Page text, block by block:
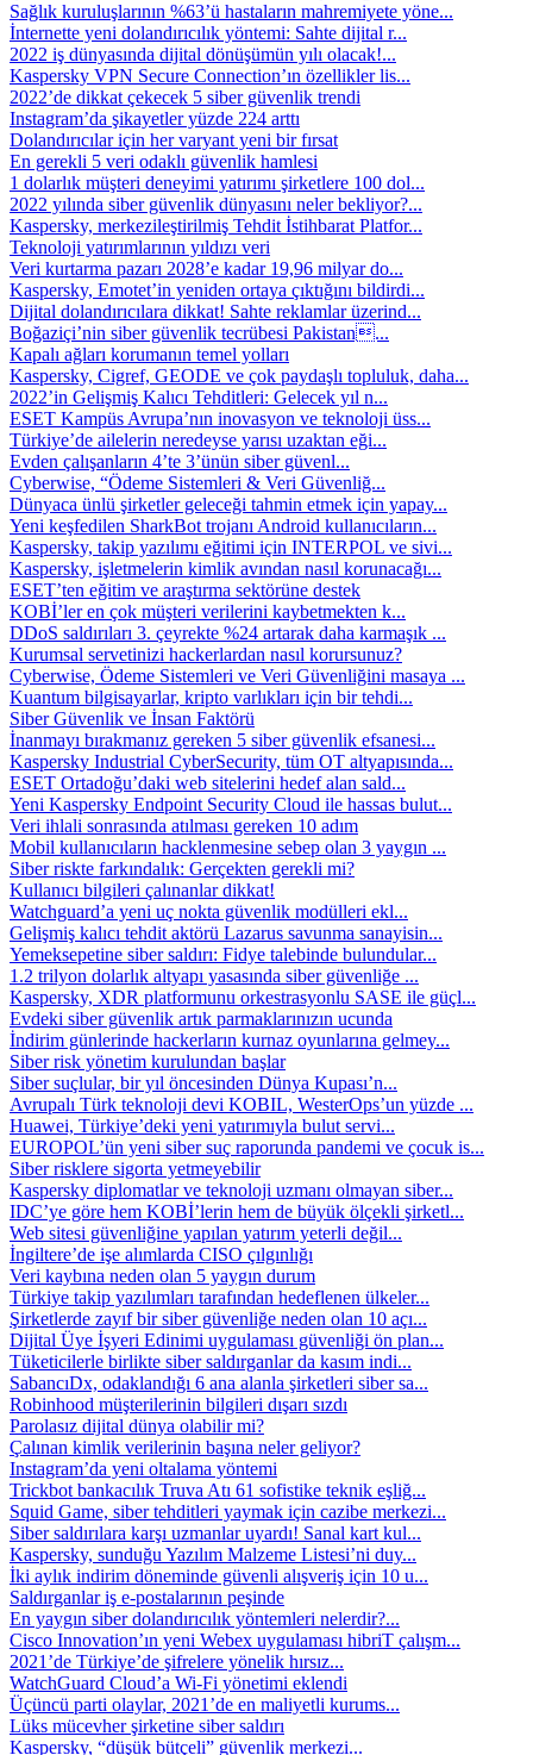
Sağlık kuruluşlarının %63’ü hastaların mahremiyete yöne...
İnternette yeni dolandırıcılık yöntemi: Sahte dijital r...
2022 iş dünyasında dijital dönüşümün yılı olacak!...
Kaspersky VPN Secure Connection’ın özellikler lis...
2022’de dikkat çekecek 5 siber güvenlik trendi
Instagram’da şikayetler yüzde 224 arttı
Dolandırıcılar için her varyant yeni bir fırsat
En gerekli 5 veri odaklı güvenlik hamlesi
1 dolarlık müşteri deneyimi yatırımı şirketlere 100 dol...
2022 yılında siber güvenlik dünyasını neler bekliyor?...
Kaspersky, merkezileştirilmiş Tehdit İstihbarat Platfor...
Teknoloji yatırımlarının yıldızı veri
Veri kurtarma pazarı 2028’e kadar 19,96 milyar do...
Kaspersky, Emotet’in yeniden ortaya çıktığını bildirdi...
Dijital dolandırıcılara dikkat! Sahte reklamlar üzerind...
Boğaziçi’nin siber güvenlik tecrübesi Pakistan...
Kapalı ağları korumanın temel yolları
Kaspersky, Cigref, GEODE ve çok paydaşlı topluluk, daha...
2022’in Gelişmiş Kalıcı Tehditleri: Gelecek yıl n...
ESET Kampüs Avrupa’nın inovasyon ve teknoloji üss...
Türkiye’de ailelerin neredeyse yarısı uzaktan eği...
Evden çalışanların 4’te 3’ünün siber güvenl...
Cyberwise, “Ödeme Sistemleri & Veri Güvenliğ...
Dünyaca ünlü şirketler geleceği tahmin etmek için yapay...
Yeni keşfedilen SharkBot trojanı Android kullanıcıların...
Kaspersky, takip yazılımı eğitimi için INTERPOL ve sivi...
Kaspersky, işletmelerin kimlik avından nasıl korunacağı...
ESET’ten eğitim ve araştırma sektörüne destek
KOBİ’ler en çok müşteri verilerini kaybetmekten k...
DDoS saldırıları 3. çeyrekte %24 artarak daha karmaşık ...
Kurumsal servetinizi hackerlardan nasıl korursunuz?
Cyberwise, Ödeme Sistemleri ve Veri Güvenliğini masaya ...
Kuantum bilgisayarlar, kripto varlıkları için bir tehdi...
Siber Güvenlik ve İnsan Faktörü
İnanmayı bırakmanız gereken 5 siber güvenlik efsanesi...
Kaspersky Industrial CyberSecurity, tüm OT altyapısında...
ESET Ortadoğu’daki web sitelerini hedef alan sald...
Yeni Kaspersky Endpoint Security Cloud ile hassas bulut...
Veri ihlali sonrasında atılması gereken 10 adım
Mobil kullanıcıların hacklenmesine sebep olan 3 yaygın ...
Siber riskte farkındalık: Gerçekten gerekli mi?
Kullanıcı bilgileri çalınanlar dikkat!
Watchguard’a yeni uç nokta güvenlik modülleri ekl...
Gelişmiş kalıcı tehdit aktörü Lazarus savunma sanayisin...
Yemeksepetine siber saldırı: Fidye talebinde bulundular...
1.2 trilyon dolarlık altyapı yasasında siber güvenliğe ...
Kaspersky, XDR platformunu orkestrasyonlu SASE ile güçl...
Evdeki siber güvenlik artık parmaklarınızın ucunda
İndirim günlerinde hackerların kurnaz oyunlarına gelmey...
Siber risk yönetim kurulundan başlar
Siber suçlular, bir yıl öncesinden Dünya Kupası’n...
Avrupalı Türk teknoloji devi KOBIL, WesterOps’un yüzde ...
Huawei, Türkiye’deki yeni yatırımıyla bulut servi...
EUROPOL’ün yeni siber suç raporunda pandemi ve çocuk is...
Siber risklere sigorta yetmeyebilir
Kaspersky diplomatlar ve teknoloji uzmanı olmayan siber...
IDC’ye göre hem KOBİ’lerin hem de büyük ölçekli şirketl...
Web sitesi güvenliğine yapılan yatırım yeterli değil...
İngiltere’de işe alımlarda CISO çılgınlığı
Veri kaybına neden olan 5 yaygın durum
Türkiye takip yazılımları tarafından hedeflenen ülkeler...
Şirketlerde zayıf bir siber güvenliğe neden olan 10 açı...
Dijital Üye İşyeri Edinimi uygulaması güvenliği ön plan...
Tüketicilerle birlikte siber saldırganlar da kasım indi...
SabancıDx, odaklandığı 6 ana alanla şirketleri siber sa...
Robinhood müşterilerinin bilgileri dışarı sızdı
Parolasız dijital dünya olabilir mi?
Çalınan kimlik verilerinin başına neler geliyor?
Instagram’da yeni oltalama yöntemi
Trickbot bankacılık Truva Atı 61 sofistike teknik eşliğ...
Squid Game, siber tehditleri yaymak için cazibe merkezi...
Siber saldırılara karşı uzmanlar uyardı! Sanal kart kul...
Kaspersky, sunduğu Yazılım Malzeme Listesi’ni duy...
İki aylık indirim döneminde güvenli alışveriş için 10 u...
Saldırganlar iş e-postalarının peşinde
En yaygın siber dolandırıcılık yöntemleri nelerdir?...
Cisco Innovation’ın yeni Webex uygulaması hibriT çalışm...
2021’de Türkiye’de şifrelere yönelik hırsız...
WatchGuard Cloud’a Wi-Fi yönetimi eklendi
Üçüncü parti olaylar, 2021’de en maliyetli kurums...
Lüks mücevher şirketine siber saldırı
Kaspersky, “düşük bütçeli” güvenlik merkezi...